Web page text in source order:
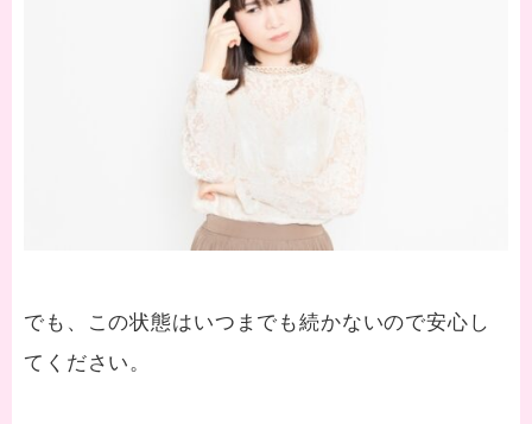
でも、この状態はいつまでも続かないので安心し
てください。